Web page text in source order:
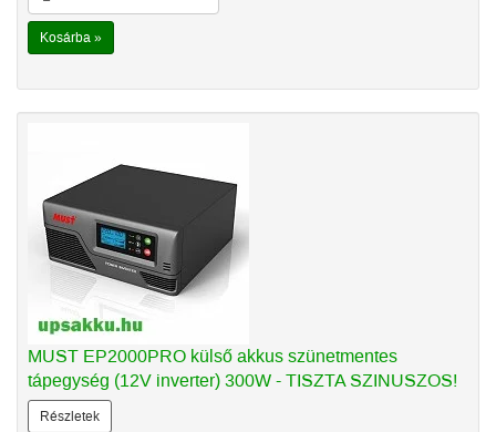
Kosárba »
MUST EP2000PRO külső akkus szünetmentes
tápegység (12V inverter) 300W - TISZTA SZINUSZOS!
Részletek